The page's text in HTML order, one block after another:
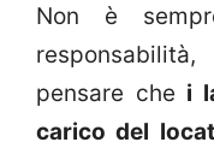
Non è
pensare che i
carico del